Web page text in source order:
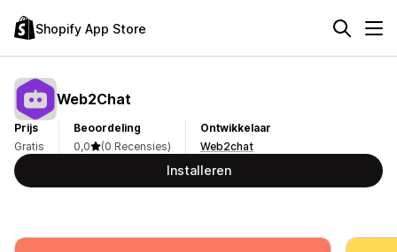
Shopify App Store
Web2Chat
Prijs
Gratis
Beoordeling
0,0
(0 Recensies)
Ontwikkelaar
Web2chat
Installeren